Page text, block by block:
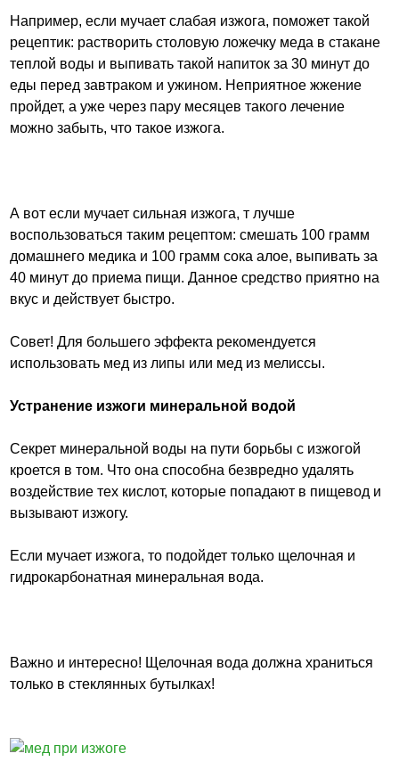
Например, если мучает слабая изжога, поможет такой
рецептик: растворить столовую ложечку меда в стакане
теплой воды и выпивать такой напиток за 30 минут до
еды перед завтраком и ужином. Неприятное жжение
пройдет, а уже через пару месяцев такого лечение
можно забыть, что такое изжога.
А вот если мучает сильная изжога, т лучше
воспользоваться таким рецептом: смешать 100 грамм
домашнего медика и 100 грамм сока алое, выпивать за
40 минут до приема пищи. Данное средство приятно на
вкус и действует быстро.
Совет! Для большего эффекта рекомендуется
использовать мед из липы или мед из мелиссы.
Устранение изжоги минеральной водой
Секрет минеральной воды на пути борьбы с изжогой
кроется в том. Что она способна безвредно удалять
воздействие тех кислот, которые попадают в пищевод и
вызывают изжогу.
Если мучает изжога, то подойдет только щелочная и
гидрокарбонатная минеральная вода.
Важно и интересно! Щелочная вода должна храниться
только в стеклянных бутылках!